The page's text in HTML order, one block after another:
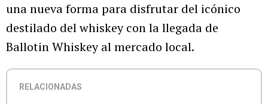
una nueva forma para disfrutar del icónico
destilado del whiskey con la llegada de
Ballotin Whiskey al mercado local.
RELACIONADAS